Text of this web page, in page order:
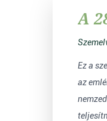
A
Ez a
az